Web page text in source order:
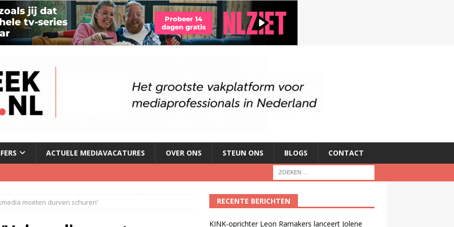
ACTUELE MEDIAVACATURES OVER ONS STEUN ONS BLOGS CONTACT
geschorst na dickpic in groepsapp
moeten durven schuren’ RECENTE BERICHTEN
KINK-oprichter Leon Ramakers lanceert Jolene